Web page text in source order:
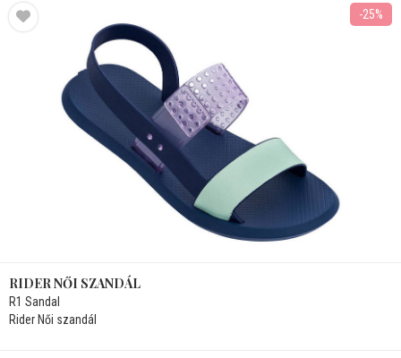
-25%
RIDER NŐI SZANDÁL
R1 Sandal
Rider Női szandál